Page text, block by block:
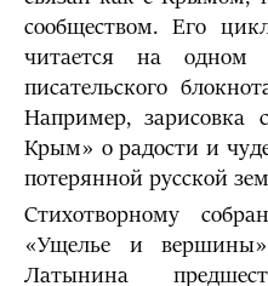
сообществом. Его
читается на одном
писательского
Например,
Крым» о радости и
потерянной русской
Стихотворному
«Ущелье и
Латынина